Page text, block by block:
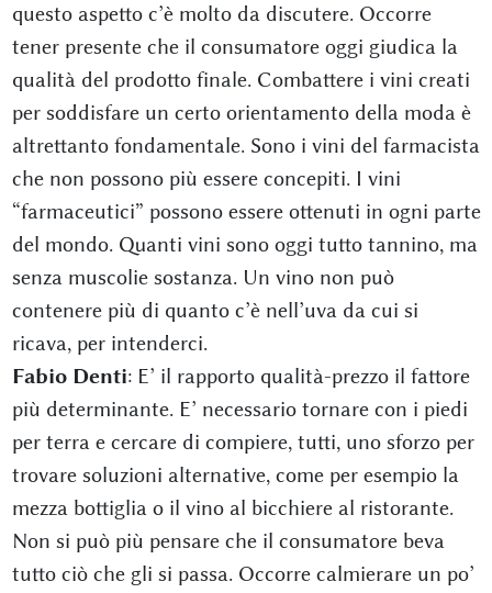
questo aspetto c’è molto da discutere. Occorre
tener presente che il consumatore oggi giudica la
qualità del prodotto finale. Combattere i vini creati
per soddisfare un certo orientamento della moda è
altrettanto fondamentale. Sono i vini del farmacista
che non possono più essere concepiti. I vini
“farmaceutici” possono essere ottenuti in ogni parte
del mondo. Quanti vini sono oggi tutto tannino, ma
senza muscolie sostanza. Un vino non può
contenere più di quanto c’è nell’uva da cui si
ricava, per intenderci.
Fabio Denti: E’ il rapporto qualità-prezzo il fattore
più determinante. E’ necessario tornare con i piedi
per terra e cercare di compiere, tutti, uno sforzo per
trovare soluzioni alternative, come per esempio la
mezza bottiglia o il vino al bicchiere al ristorante.
Non si può più pensare che il consumatore beva
tutto ciò che gli si passa. Occorre calmierare un po’